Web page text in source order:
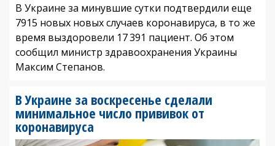
В Украине за минувшие сутки подтвердили еще
7915 новых новых случаев коронавируса, в то же
время выздоровели 17 391 пациент. Об этом
сообщил министр здравоохранения Украины
Максим Степанов.
В Украине за воскресенье сделали
минимальное число прививок от
коронавируса